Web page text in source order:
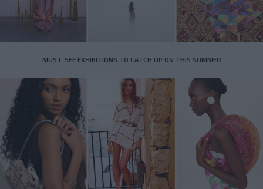
MUST-SEE EXHIBITIONS TO CATCH UP ON THIS SUMMER